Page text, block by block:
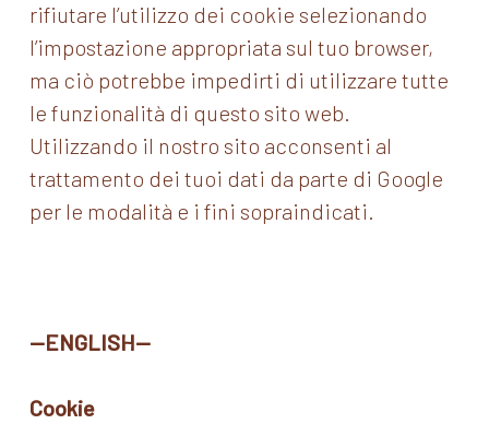
rifiutare l’utilizzo dei cookie selezionando
l’impostazione appropriata sul tuo browser,
ma ciò potrebbe impedirti di utilizzare tutte
le funzionalità di questo sito web.
Utilizzando il nostro sito acconsenti al
trattamento dei tuoi dati da parte di Google
per le modalità e i fini sopraindicati.
—ENGLISH—
Cookie